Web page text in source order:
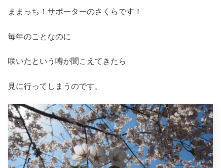
ままっち！サポーターのさくらです！
毎年のことなのに
咲いたという噂が聞こえてきたら
見に行ってしまうのです。